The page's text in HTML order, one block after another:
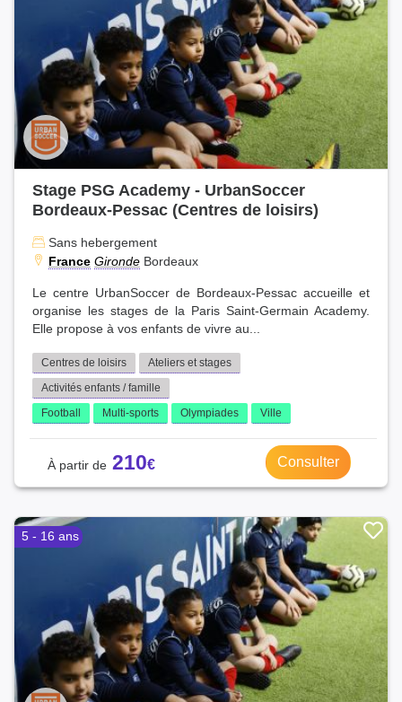
Stage PSG Academy - UrbanSoccer
Bordeaux-Pessac (Centres de loisirs)
Sans hebergement
France Gironde Bordeaux
Le centre UrbanSoccer de Bordeaux-Pessac accueille et
organise les stages de la Paris Saint-Germain Academy.
Elle propose à vos enfants de vivre au...
Centres de loisirs
Ateliers et stages
Activités enfants / famille
Football
Multi-sports Olympiades Ville
210 Consulter
5 - 16 ans